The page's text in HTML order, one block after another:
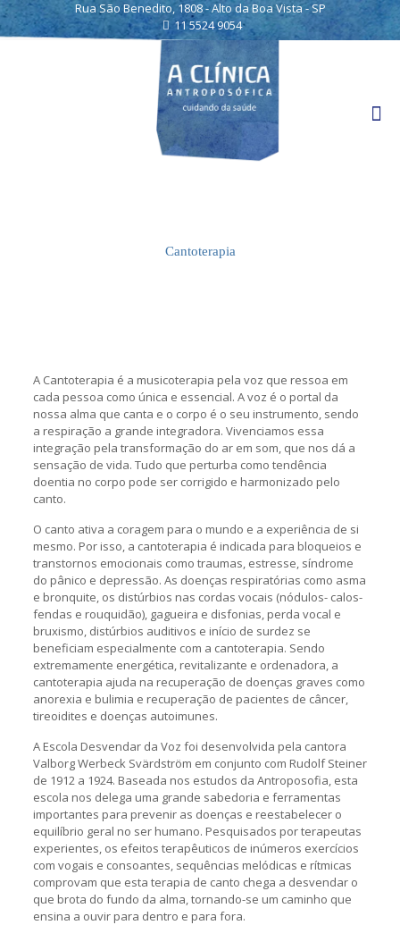
Rua São Benedito, 1808 - Alto da Boa Vista - SP
11 5524 9054
Cantoterapia
A Cantoterapia é a musicoterapia pela voz que ressoa em
cada pessoa como única e essencial. A voz é o portal da
nossa alma que canta e o corpo é o seu instrumento, sendo
a respiração a grande integradora. Vivenciamos essa
integração pela transformação do ar em som, que nos dá a
sensação de vida. Tudo que perturba como tendência
doentia no corpo pode ser corrigido e harmonizado pelo
canto.
O canto ativa a coragem para o mundo e a experiência de si
mesmo. Por isso, a cantoterapia é indicada para bloqueios e
transtornos emocionais como traumas, estresse, síndrome
do pânico e depressão. As doenças respiratórias como asma
e bronquite, os distúrbios nas cordas vocais (nódulos- calos-
fendas e rouquidão), gagueira e disfonias, perda vocal e
bruxismo, distúrbios auditivos e início de surdez se
beneficiam especialmente com a cantoterapia. Sendo
extremamente energética, revitalizante e ordenadora, a
cantoterapia ajuda na recuperação de doenças graves como
anorexia e bulimia e recuperação de pacientes de câncer,
tireoidites e doenças autoimunes.
A Escola Desvendar da Voz foi desenvolvida pela cantora
Valborg Werbeck Svärdström em conjunto com Rudolf Steiner
de 1912 a 1924. Baseada nos estudos da Antroposofia, esta
escola nos delega uma grande sabedoria e ferramentas
importantes para prevenir as doenças e reestabelecer o
equilíbrio geral no ser humano. Pesquisados por terapeutas
experientes, os efeitos terapêuticos de inúmeros exercícios
com vogais e consoantes, sequências melódicas e rítmicas
comprovam que esta terapia de canto chega a desvendar o
que brota do fundo da alma, tornando-se um caminho que
ensina a ouvir para dentro e para fora.